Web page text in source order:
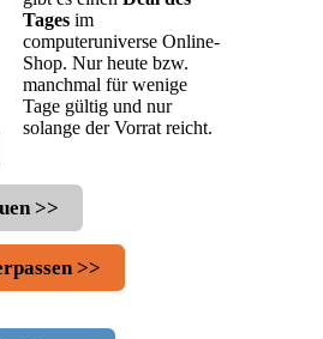
Tages im
computeruniverse Online-
Shop. Nur heute bzw.
manchmal für wenige
Tage gültig und nur
solange der Vorrat reicht.
>>
>>